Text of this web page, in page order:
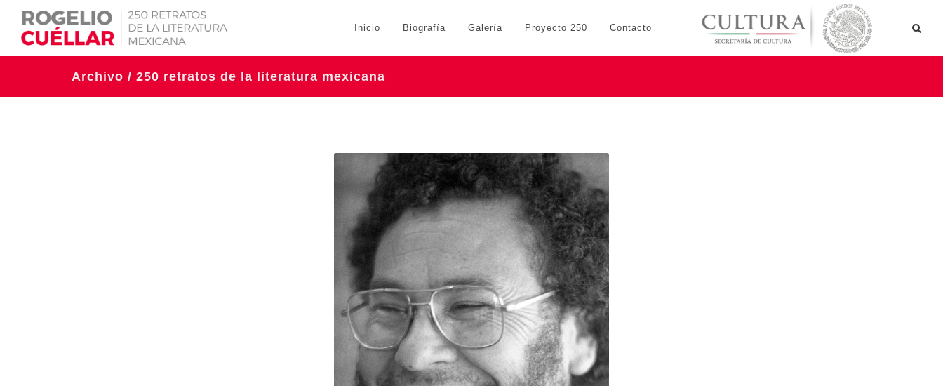
Inicio Biografía Galería Proyecto 250 Contacto
Archivo / 250 retratos de la literatura mexicana